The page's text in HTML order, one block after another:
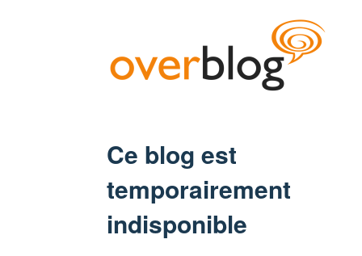
Ce blog est
temporairement
indisponible